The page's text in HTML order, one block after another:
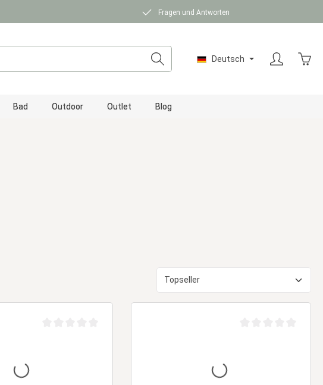
Fragen und Antworten
Deutsch
Bad Outdoor Outlet Blog